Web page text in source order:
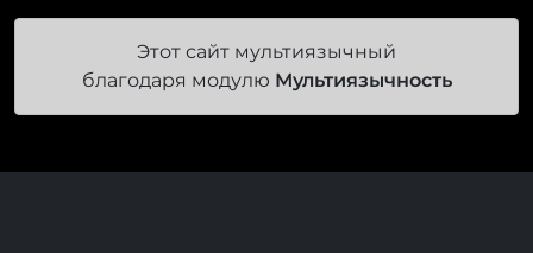
Этот сайт мультиязычный
благодаря модулю Мультиязычность